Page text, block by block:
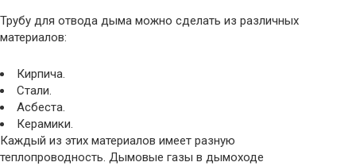
Трубу для отвода дыма можно сделать из различных
материалов:
Кирпича.
Стали.
Асбеста.
Керамики.
Каждый из этих материалов имеет разную
теплопроводность. Дымовые газы в дымоходе